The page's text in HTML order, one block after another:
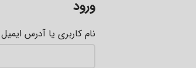
ورود
نام کاربری یا آدرس ایمیل